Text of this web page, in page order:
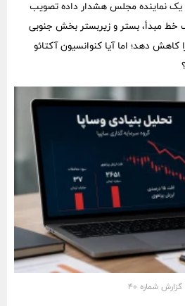
یک نماینده مجلس هشدار داده تصویب
مبدأ، بستر و زیربستر بخش جنوبی
کاهش دهد؛ اما آیا کنوانسیون آکتائو
شماره ۴۰